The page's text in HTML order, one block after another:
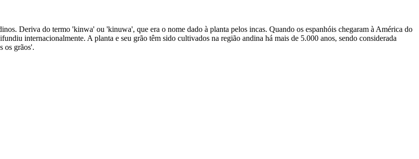
Deriva do termo 'kinwa' ou 'kinuwa', que era o nome dado à planta pelos incas. Quando os espanhóis chegaram à América do
internacionalmente. A planta e seu grão têm sido cultivados na região andina há mais de 5.000 anos, sendo considerada
os grãos'.